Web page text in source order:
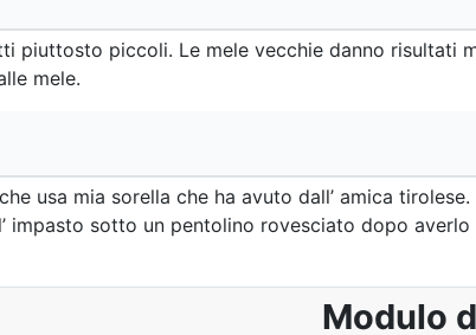
piuttosto piccoli. Le mele vecchie danno
mele.
usa mia sorella che ha avuto dall’ amica
impasto sotto un pentolino rovesciato dopo
Modulo